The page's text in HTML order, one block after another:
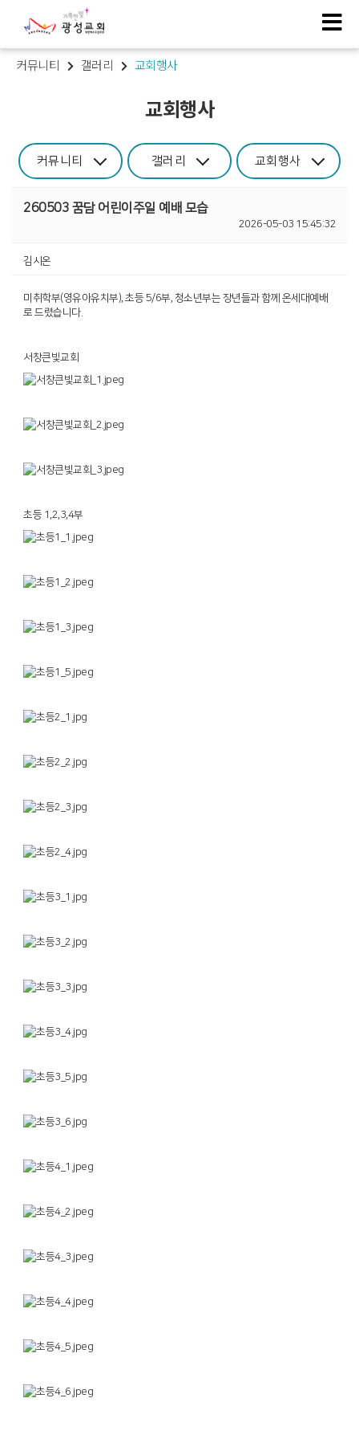
커뮤니티 갤러리 교회행사
교회행사
커뮤니티 갤러리 교회행사
260503 꿈담 어린이주일 예배 모습
2026-05-03 15:45:32
김시온
미취학부(영유아유치부), 초등 5/6부, 청소년부는 장년들과 함께 온세대예배
로 드렸습니다.
서창큰빛교회
초등 1,2,3,4부